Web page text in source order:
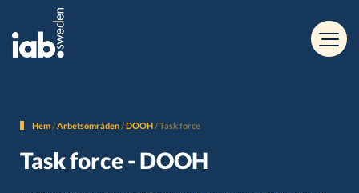
Hem/Arbetsområden/DOOH/Task force
Task force - DOOH